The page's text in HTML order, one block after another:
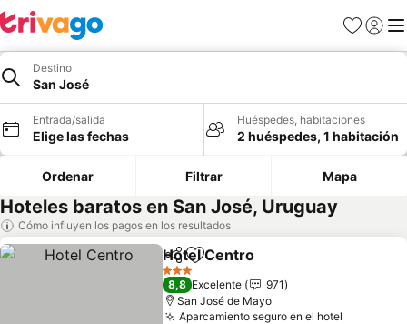
Favoritos
Iniciar
Destino
San José
Entrada/salida
Elige las fechas
Huéspedes, habitaciones
2 huéspedes, 1 habitación
Ordenar Filtrar Mapa
Hoteles baratos en San José, Uruguay
Cómo influyen los pagos en los resultados
CompartirAñadir a favoritos
Hotel Centro
3 Estrellas
8,8 Excelente
971
San José de Mayo
Aparcamiento seguro en el hotel